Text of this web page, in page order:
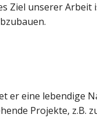
Ziel unserer
er eine lebendige
Projekte, z.B.